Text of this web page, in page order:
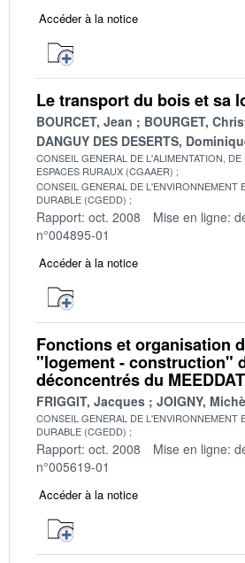
Accéder à la notice
Le transport du bois et sa
BOURCET, Jean
BOURGET,
DANGUY DES DESERTS,
CONSEIL GENERAL DE L'ALIMENTATION,
ESPACES RURAUX (CGAAER)
CONSEIL GENERAL DE L'ENVIRONNEMENT
DURABLE (CGEDD)
Rapport: oct. 2008 Mise en ligne:
n°004895-01
Accéder à la notice
Fonctions et organisation
"logement - construction"
déconcentrés du MEEDDAT
FRIGGIT, Jacques JOIGNY,
CONSEIL GENERAL DE L'ENVIRONNEMENT
DURABLE (CGEDD)
Rapport: oct. 2008 Mise en ligne:
n°005619-01
Accéder à la notice